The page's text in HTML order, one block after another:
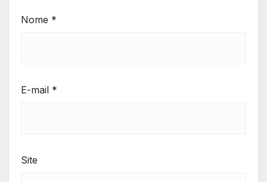
Nome *
E-mail *
Site